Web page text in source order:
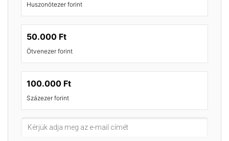
Huszonötezer forint
50.000 Ft
Ötvenezer forint
100.000 Ft
Százezer forint